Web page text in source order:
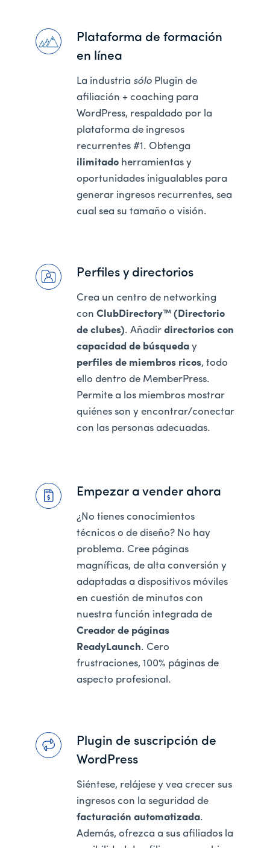
Plataforma de formación
en línea
La industria sólo Plugin de
afiliación + coaching para
WordPress, respaldado por la
plataforma de ingresos
recurrentes #1. Obtenga
ilimitado herramientas y
oportunidades inigualables para
generar ingresos recurrentes, sea
cual sea su tamaño o visión.
Perfiles y directorios
Crea un centro de networking
con ClubDirectory™ (Directorio
de clubes). Añadir directorios con
capacidad de búsqueda y
perfiles de miembros ricos, todo
ello dentro de MemberPress.
Permite a los miembros mostrar
quiénes son y encontrar/conectar
con las personas adecuadas.
Empezar a vender ahora
¿No tienes conocimientos
técnicos o de diseño? No hay
problema. Cree páginas
magníficas, de alta conversión y
adaptadas a dispositivos móviles
en cuestión de minutos con
nuestra función integrada de
Creador de páginas
ReadyLaunch. Cero
frustraciones, 100% páginas de
aspecto profesional.
Plugin de suscripción de
WordPress
Siéntese, relájese y vea crecer sus
ingresos con la seguridad de
facturación automatizada.
Además, ofrezca a sus afiliados la